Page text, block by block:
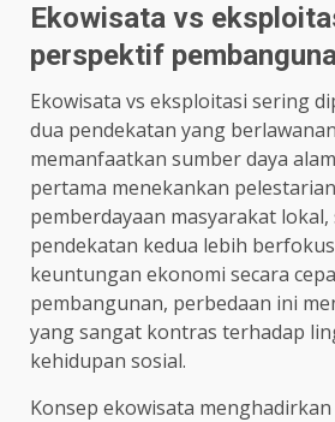
Ekowisata vs
perspektif
Ekowisata vs eksploitasi sering
dua pendekatan yang
memanfaatkan sumber daya
pertama menekankan
pemberdayaan masyarakat lokal,
pendekatan kedua lebih
keuntungan ekonomi secara
pembangunan, perbedaan ini
yang sangat kontras terhadap
kehidupan sosial.
Konsep ekowisata menghadirkan